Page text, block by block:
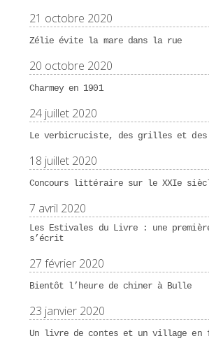
21 octobre 2020
Zélie évite la mare dans la rue
20 octobre 2020
Charmey en 1901
24 juillet 2020
Le verbicruciste, des grilles et
18 juillet 2020
Concours littéraire sur le XXIe
7 avril 2020
Les Estivales du Livre : une
s’écrit
27 février 2020
Bientôt l’heure de chiner à Bulle
23 janvier 2020
Un livre de contes et un village en